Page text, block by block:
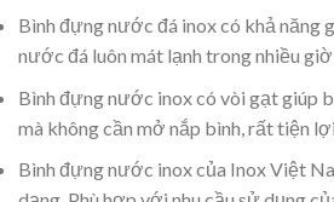
Bình đựng nước đá inox có khả năng
nước đá luôn mát lạnh trong nhiều
Bình đựng nước inox có vòi gạt giúp
mà không cần mở nắp bình, rất tiện
Bình đựng nước inox của Inox Việt